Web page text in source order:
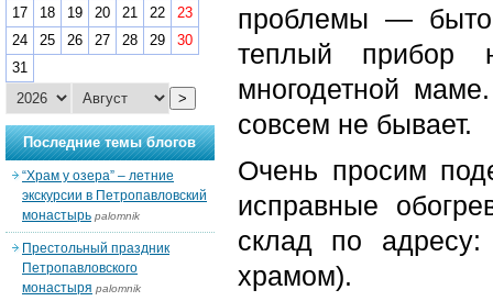
проблемы —
теплый прибор
многодетной
совсем не бывает.
Очень просим
исправные
склад по
храмом).
17
18 19 20 21 22
23
24
25 26 27 28 29
30
31
>
Последние темы блогов
“Храм у озера” – летние
экскурсии в Петропавловский
монастырь palomnik
Престольный праздник
Петропавловского
монастыря palomnik